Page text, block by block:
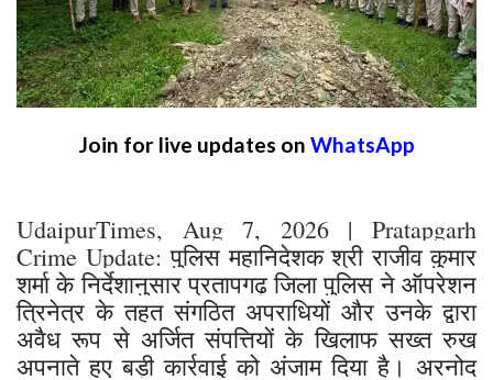
Join for live updates on WhatsApp
UdaipurTimes, Aug 7, 2026 | Pratapgarh
Crime Update:पुलिस महानिदेशक श्री राजीव कुमार
शर्मा के निर्देशानुसार ​प्रतापगढ़ जिला पुलिस ने ऑपरेशन
त्रिनेत्र के तहत संगठित अपराधियों और उनके द्वारा
अवैध रूप से अर्जित संपत्तियों के खिलाफ सख्त रुख
अपनाते हुए बड़ी कार्रवाई को अंजाम दिया है। अरनोद